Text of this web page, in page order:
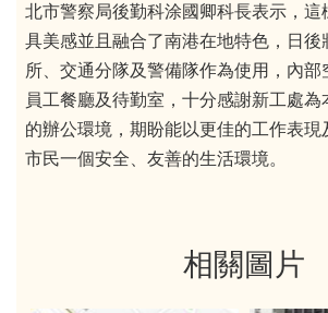
北市警察局後勤科涂國卿科長表示，這
具美感並且融合了南港在地特色，日後
所、交通分隊及警備隊作為使用，內
員工餐廳及待勤室，十分感謝新工處
的辦公環境，期盼能以更佳的工作表現
市民一個安全、友善的生活環境。
相關圖片